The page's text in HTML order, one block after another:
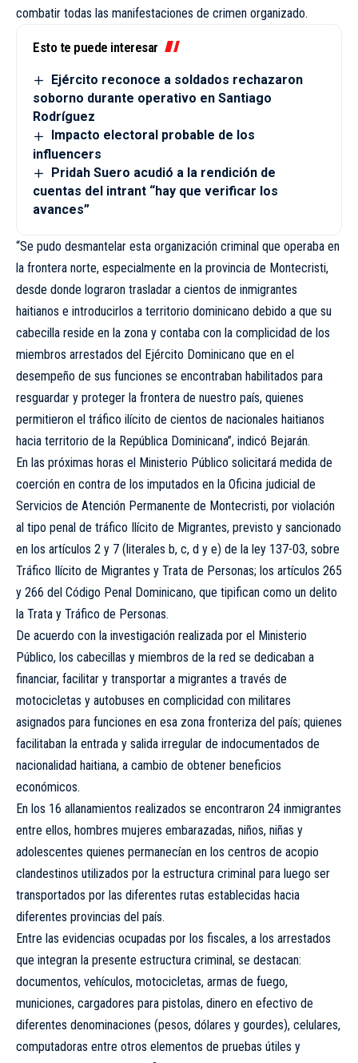
combatir todas las manifestaciones de crimen organizado.
Esto te puede interesar
Ejército reconoce a soldados rechazaron
soborno durante operativo en Santiago
Rodríguez
Impacto electoral probable de los
influencers
Pridah Suero acudió a la rendición de
cuentas del intrant “hay que verificar los
avances”
“Se pudo desmantelar esta organización criminal que operaba en
la frontera norte, especialmente en la provincia de Montecristi,
desde donde lograron trasladar a cientos de inmigrantes
haitianos e introducirlos a territorio dominicano debido a que su
cabecilla reside en la zona y contaba con la complicidad de los
miembros arrestados del Ejército Dominicano que en el
desempeño de sus funciones se encontraban habilitados para
resguardar y proteger la frontera de nuestro país, quienes
permitieron el tráfico ilícito de cientos de nacionales haitianos
hacia territorio de la República Dominicana”, indicó Bejarán.
En las próximas horas el Ministerio Público solicitará medida de
coerción en contra de los imputados en la Oficina judicial de
Servicios de Atención Permanente de Montecristi, por violación
al tipo penal de tráfico Ilícito de Migrantes, previsto y sancionado
en los artículos 2 y 7 (literales b, c, d y e) de la ley 137-03, sobre
Tráfico Ilícito de Migrantes y Trata de Personas; los artículos 265
y 266 del Código Penal Dominicano, que tipifican como un delito
la Trata y Tráfico de Personas.
De acuerdo con la investigación realizada por el Ministerio
Público, los cabecillas y miembros de la red se dedicaban a
financiar, facilitar y transportar a migrantes a través de
motocicletas y autobuses en complicidad con militares
asignados para funciones en esa zona fronteriza del país; quienes
facilitaban la entrada y salida irregular de indocumentados de
nacionalidad haitiana, a cambio de obtener beneficios
económicos.
En los 16 allanamientos realizados se encontraron 24 inmigrantes
entre ellos, hombres mujeres embarazadas, niños, niñas y
adolescentes quienes permanecían en los centros de acopio
clandestinos utilizados por la estructura criminal para luego ser
transportados por las diferentes rutas establecidas hacia
diferentes provincias del país.
Entre las evidencias ocupadas por los fiscales, a los arrestados
que integran la presente estructura criminal, se destacan:
documentos, vehículos, motocicletas, armas de fuego,
municiones, cargadores para pistolas, dinero en efectivo de
diferentes denominaciones (pesos, dólares y gourdes), celulares,
computadoras entre otros elementos de pruebas útiles y